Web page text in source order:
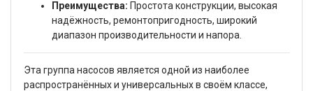
Преимущества: Простота конструкции, высокая
надёжность, ремонтопригодность, широкий
диапазон производительности и напора.
Эта группа насосов является одной из наиболее
распространённых и универсальных в своём классе,